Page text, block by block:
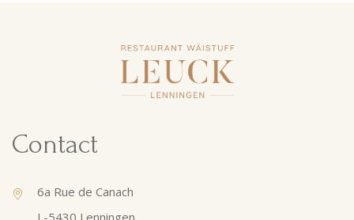
Contact
6a Rue de Canach
L-5430 Lenningen